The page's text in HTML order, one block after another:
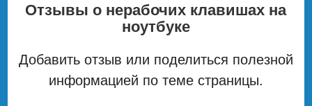
Отзывы о нерабочих клавишах на
ноутбуке
Добавить отзыв или поделиться полезной
информацией по теме страницы.